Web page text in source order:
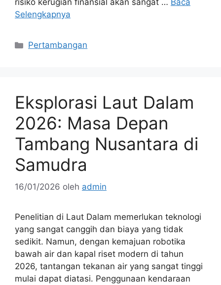
risiko kerugian finansial akan sangat … Baca
Selengkapnya
Kategori
Pertambangan
Eksplorasi Laut Dalam
2026: Masa Depan
Tambang Nusantara di
Samudra
16/01/2026 oleh admin
Penelitian di Laut Dalam memerlukan teknologi
yang sangat canggih dan biaya yang tidak
sedikit. Namun, dengan kemajuan robotika
bawah air dan kapal riset modern di tahun
2026, tantangan tekanan air yang sangat tinggi
mulai dapat diatasi. Penggunaan kendaraan